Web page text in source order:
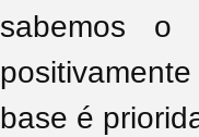
sabemos o
base é